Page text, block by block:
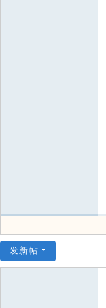
发新帖